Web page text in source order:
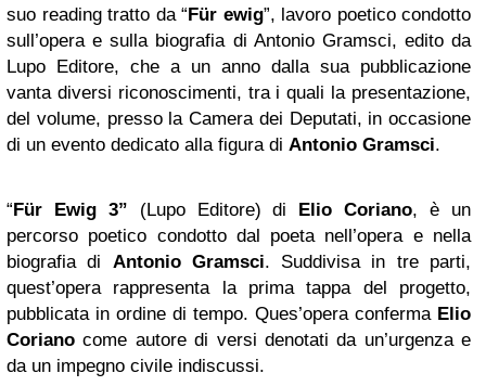
suo reading tratto da “Für ewig”, lavoro poetico condotto
sull’opera e sulla biografia di Antonio Gramsci, edito da
Lupo Editore, che a un anno dalla sua pubblicazione
vanta diversi riconoscimenti, tra i quali la presentazione,
del volume, presso la Camera dei Deputati, in occasione
di un evento dedicato alla figura di Antonio Gramsci.
“Für Ewig 3” (Lupo Editore) di Elio Coriano, è un
percorso poetico condotto dal poeta nell’opera e nella
biografia di Antonio Gramsci. Suddivisa in tre parti,
quest’opera rappresenta la prima tappa del progetto,
pubblicata in ordine di tempo. Ques’opera conferma Elio
Corianocome autore di versi denotati da un’urgenza e
da un impegno civile indiscussi.